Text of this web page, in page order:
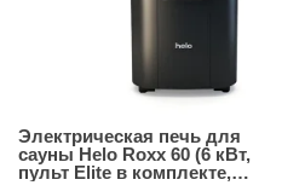
Электрическая печь для
сауны Helo Roxx 60 (6 кВт,
пульт Elite в комплекте,